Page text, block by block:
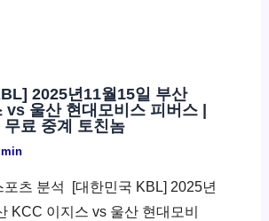
2025년11월15일 부산
vs 울산 현대모비스 피버스 |
료 중계 토친놈
츠 분석 ​ [대한민국 KBL] 2025년
KCC 이지스 vs 울산 현대모비